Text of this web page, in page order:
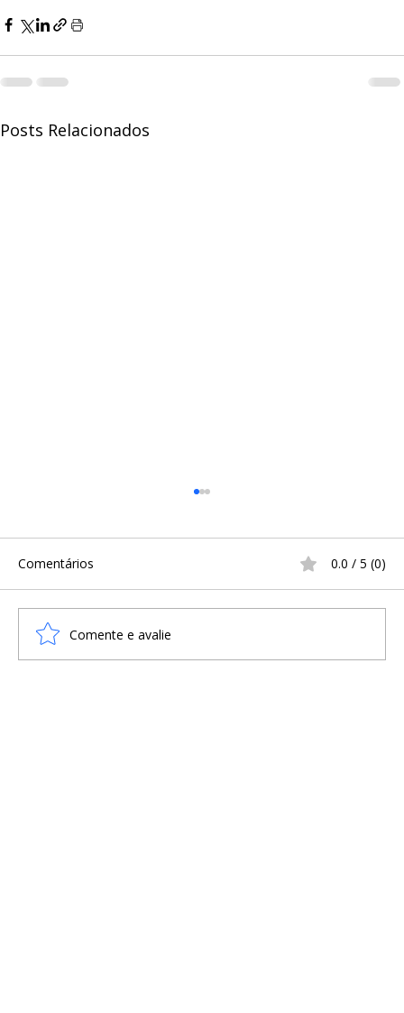
Posts Relacionados
A SOBERANIA DE ÓÐINN
Comentários 0.0 / 5 (0)
Comente e avalie